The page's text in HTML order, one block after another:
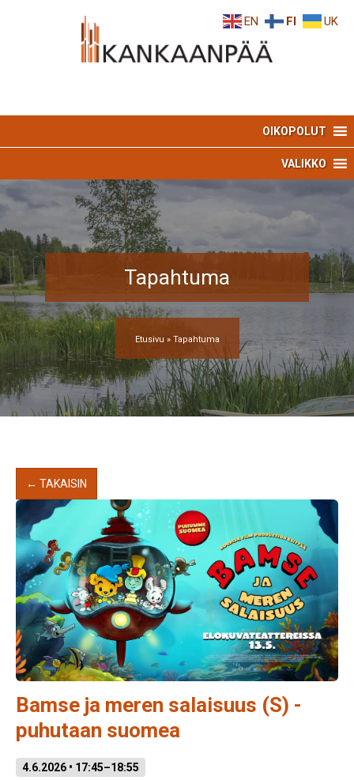
OIKOPOLUT
VALIKKO
Tapahtuma
Etusivu » Tapahtuma
← TAKAISIN
Bamse ja meren salaisuus (S) -
puhutaan suomea
4.6.2026 • 17:45–18:55
EN FI UK